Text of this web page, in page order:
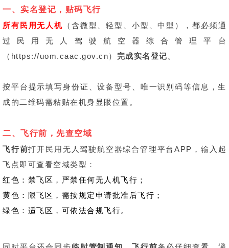
一、实名登记 ，贴码飞行
所有民用无人机 （含微型、轻型、小型、中型），都必须通
过民用无人驾驶航空器综合管理平台
（https://uom.caac.gov.cn） 完成实名登记 。
按平台提示填写身份证、设备型号、唯一识别码等信息，生
成的二维码需粘贴在机身显眼位置。
二、 飞行前，先查空域
飞行前打开民用无人驾驶航空器综合管理平台APP，输入起
飞点即可查看空域类型：
红色：禁飞区，严禁任何无人机飞行；
黄色：限飞区，需按规定申请批准后飞行；
绿色：适飞区，可依法合规飞行。